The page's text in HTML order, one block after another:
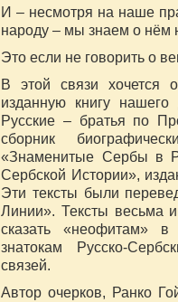
И – несмотря на наше
народу – мы знаем о нём
Это если не говорить о
В этой связи хочется
изданную книгу
Русские – братья по
сборник
«Знаменитые Сербы в
Сербской Истории»,
Эти тексты были
Линии». Тексты весьма
сказать «неофитам»
знатокам Русско-
связей.
Автор очерков, Ранко